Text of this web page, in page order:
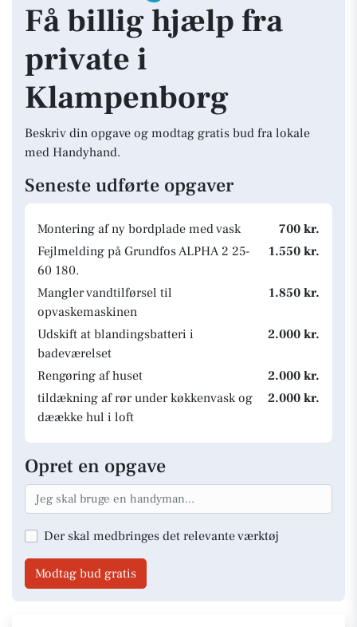
Få billig hjælp fra
private i
Klampenborg
Beskriv din opgave og modtag gratis bud fra lokale
med Handyhand.
Seneste udførte opgaver
Montering af ny bordplade med vask
700 kr.
Fejlmelding på Grundfos ALPHA 2 25-
60 180.
1.550 kr.
Mangler vandtilførsel til
opvaskemaskinen
1.850 kr.
Udskift at blandingsbatteri i
badeværelset
2.000 kr.
Rengøring af huset
2.000 kr.
tildækning af rør under køkkenvask og
dæække hul i loft
2.000 kr.
Opret en opgave
Der skal medbringes det relevante værktøj
Modtag bud gratis